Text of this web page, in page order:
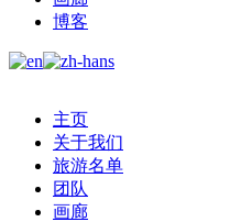
博客
主页
关于我们
旅游名单
团队
画廊